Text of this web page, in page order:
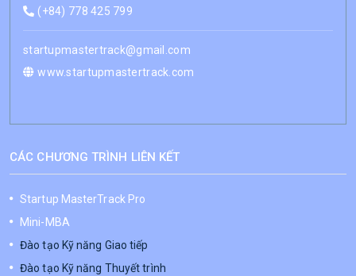
(+84) 778 425 799
startupmastertrack@gmail.com
www.startupmastertrack.com
CÁC CHƯƠNG TRÌNH LIÊN KẾT
Startup MasterTrack Pro
Mini-MBA
Đào tạo Kỹ năng Giao tiếp
Đào tạo Kỹ năng Thuyết trình